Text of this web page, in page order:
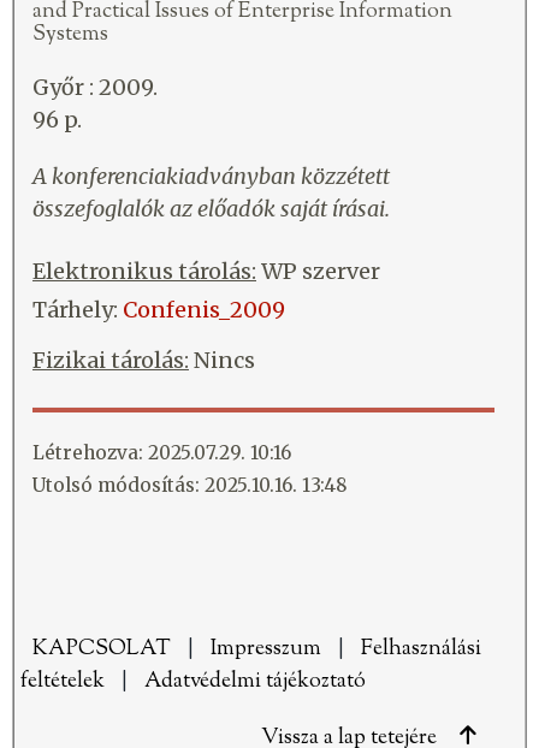
and Practical Issues of Enterprise Information
Systems
Győr : 2009.
96 p.
A konferenciakiadványban közzétett
összefoglalók az előadók saját írásai.
Elektronikus tárolás: WP szerver
Tárhely: Confenis_2009
Fizikai tárolás: Nincs
Létrehozva: 2025.07.29. 10:16
Utolsó módosítás: 2025.10.16. 13:48
KAPCSOLAT Impresszum
Felhasználási
feltételek
Adatvédelmi tájékoztató
Vissza a lap tetejére